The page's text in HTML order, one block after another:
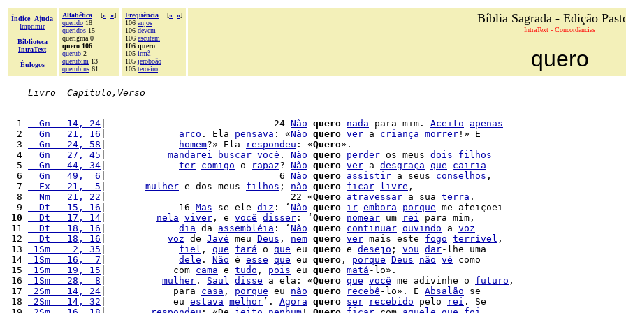
Índice
Ajuda
Imprimir
Biblioteca
IntraText
Èulogos
Alfabética [« »]
querido 18
queridos 15
querigma 0
quero 106
querub 2
querubim 13
querubins 61
Freqüência [« »]
106 anjos
106 devem
106 escutem
106 quero
105 irmã
105 jeroboão
105 terceiro
Bíblia Sagrada - Edição
IntraText - Concordâncias
quero
Livro  Capítulo,Verso
  1
  Gn   14, 24
|                              24 Não quero nada para mim. Aceito
apenas
  2
  Gn   21, 16
arco . Ela pensava : «Não quero ver a criança morrer !» E
  3
  Gn   24, 58
homem?» Ela respondeu : «Quero».
  4
  Gn   27, 45
mandarei buscar você . Não quero perder os meus dois
filhos
  5
  Gn   44, 34
ter comigo o rapaz? Não quero ver a desgraça que
cairia
  6
  Gn   49,  6
|                               6 Não quero assistir a seus conselhos ,
  7
  Ex   21,  5
mulher e dos meus filhos ; não quero ficar livre ,
  8
  Nm   21, 22
|                                 22 «Quero atravessar a sua terra .
  9
  Dt   15, 16
|             16 Mas se ele diz : ‘ Não quero ir embora porque
10
  Dt   17, 14
nela viver , e você disser : ‘ Quero nomear um rei para mim,
11
  Dt   18, 16
dia da assembléia : ‘ Não quero continuar ouvindo a voz
12
  Dt   18, 16
voz de Javé meu Deus , nem quero ver mais este fogo terrível ,
13
1Sm    2, 35 fiel , que fará o que eu quero e desejo ; vou dar-lhe uma
14
1Sm   16,  7 dele . Não é esse que eu quero , porque Deus não vê como
15
1Sm   19, 15 |            com cama e tudo , pois eu quero matá -lo».
16
1Sm   28,  8 mulher . Saul disse a ela: «Quero que você me adivinhe o futuro ,
17
2Sm   14, 24 |            para casa , porque eu não quero recebê -lo». E Absalão se
18
2Sm   14, 32 |            eu estava melhor ’. Agora quero ser recebido pelo rei . Se